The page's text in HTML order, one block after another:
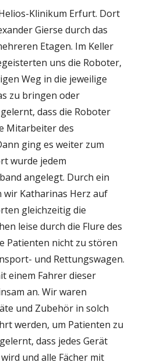
Klinikum Erfurt. Dort
Gierse durch das
Etagen. Im Keller
uns die Roboter,
Weg in die jeweilige
zu bringen oder
dass die Roboter
Mitarbeiter des
ging es weiter zum
wurde jedem
angelegt. Durch ein
Katharinas Herz auf
gleichzeitig die
leise durch die Flure des
Patienten nicht zu stören
und Rettungswagen.
einem Fahrer dieser
an. Wir waren
und Zubehör in solch
werden, um Patienten zu
dass jedes Gerät
und alle Fächer mit